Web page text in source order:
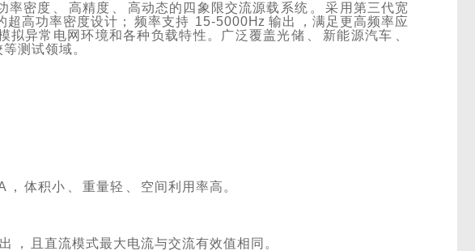
率密度 高精度 高动态的四象限交流源载系统 。
采用第三代宽
超高功率密度设计； 频率支持 15-5000Hz 输出
，满足更高频率应
拟异常电网环境和各种负载特性。 广泛覆盖光储 新能源汽车
测试领域。
， 体积小 重量轻 空间利用率高。
出 ， 且直流模式最大电流与交流有效值相同。